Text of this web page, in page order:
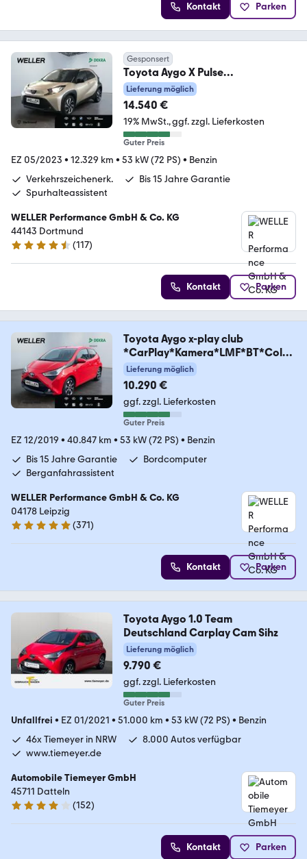
Kontakt Parken
Gesponsert
Toyota Aygo X Pulse
*LED*CarPlay*PDC*RCam*ACC*
SmartKey*
Lieferung möglich
14.540 €
19% MwSt. ggf. zzgl. Lieferkosten
Guter Preis
EZ 05/2023 • 12.329 km • 53 kW (72 PS) • Benzin
Verkehrszeichenerk.
Bis 15 Jahre Garantie
Spurhalteassistent
WELLER Performance GmbH & Co. KG
44143 Dortmund
4.6 Sterne
(117)
Kontakt Parken
Toyota Aygo x-play club
*CarPlay*Kamera*LMF*BT*Color
gla
Lieferung möglich
10.290 €
ggf. zzgl. Lieferkosten
Guter Preis
EZ 12/2019 • 40.847 km • 53 kW (72 PS) • Benzin
Bis 15 Jahre Garantie
Bordcomputer
Berganfahrassistent
WELLER Performance GmbH & Co. KG
04178 Leipzig
4.8 Sterne
(371)
Kontakt Parken
Toyota Aygo 1.0 Team
Deutschland Carplay Cam Sihz
Lieferung möglich
9.790 €
ggf. zzgl. Lieferkosten
Guter Preis
Unfallfrei • EZ 01/2021 • 51.000 km • 53 kW (72 PS) • Benzin
46x Tiemeyer in NRW
8.000 Autos verfügbar
www.tiemeyer.de
Automobile Tiemeyer GmbH
45711 Datteln
3.8 Sterne
(152)
Kontakt Parken